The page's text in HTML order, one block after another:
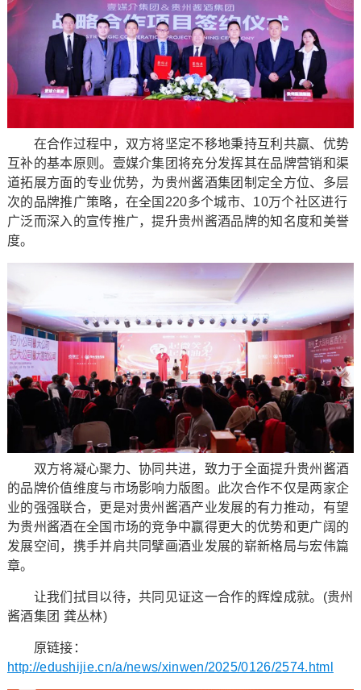
在合作过程中，双方将坚定不移地秉持互利共赢、优势
互补的基本原则。壹媒介集团将充分发挥其在品牌营销和渠
道拓展方面的专业优势，为贵州酱酒集团制定全方位、多层
次的品牌推广策略，在全国220多个城市、10万个社区进行
广泛而深入的宣传推广，提升贵州酱酒品牌的知名度和美誉
度。
双方将凝心聚力、协同共进，致力于全面提升贵州酱酒
的品牌价值维度与市场影响力版图。此次合作不仅是两家企
业的强强联合，更是对贵州酱酒产业发展的有力推动，有望
为贵州酱酒在全国市场的竞争中赢得更大的优势和更广阔的
发展空间，携手并肩共同擘画酒业发展的崭新格局与宏伟篇
章。
让我们拭目以待，共同见证这一合作的辉煌成就。(贵州
酱酒集团 龚丛林)
原链接：
http://edushijie.cn/a/news/xinwen/2025/0126/2574.html